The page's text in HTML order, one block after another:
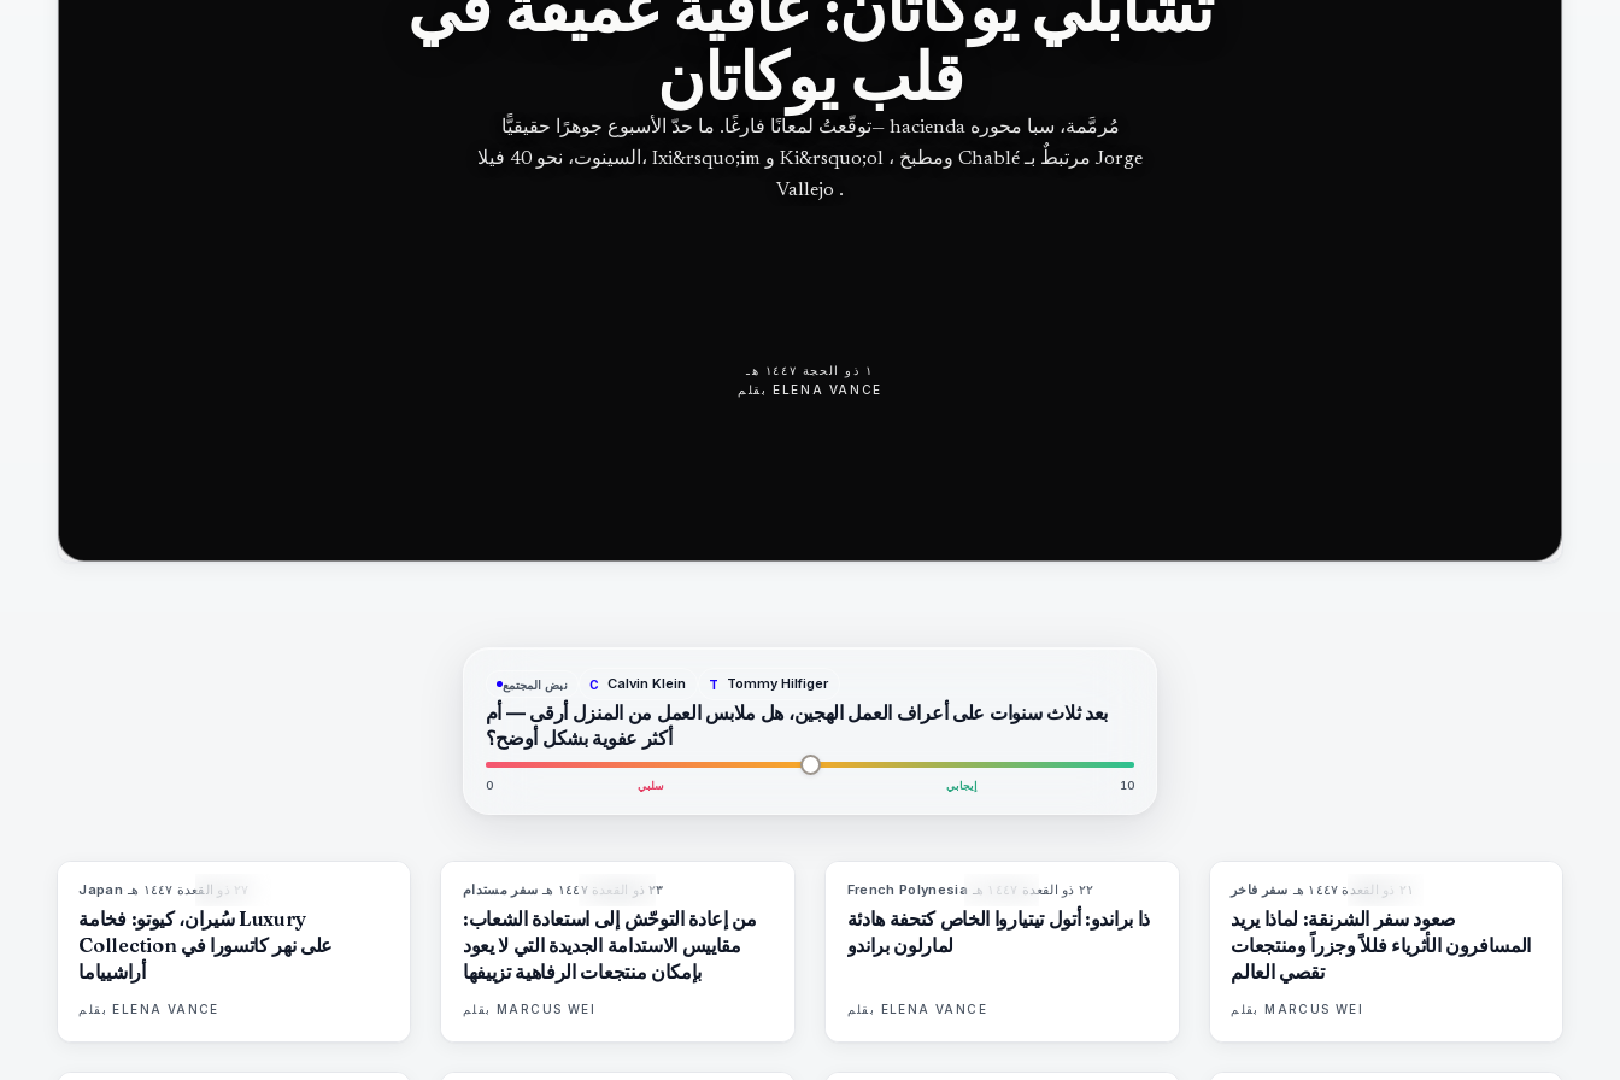
قلب يوكاتان
توقّعتُ لمعانًا فارغًا. ما حدّ الأسبوع جوهرًا حقيقيًّا— hacienda مُرمَّمة، سبا محوره
السينوت، نحو 40 فيلا، Ixi&rsquo;im و Ki&rsquo;ol ، ومطبخ Chablé مرتبطٌ بـ Jorge
Vallejo .
١ ذو الحجة ١٤٤٧ هـ
بقلم
ELENA VANCE
نبض المجتمع C Calvin Klein T Tommy Hilfiger
بعد ثلاث سنوات على أعراف العمل الهجين، هل ملابس العمل من المنزل أرقى — أم
أكثر عفوية بشكل أوضح؟
0 سلبي إيجابي 10
المجلة Japan · ٢٧ ذو القعدة ١٤٤٧ هـ
سُيران، كيوتو: فخامة Luxury
Collection على نهر كاتسورا في
أراشيياما
بقلم ELENA VANCE
المجلة سفر مستدام · ٢٣ ذو القعدة ١٤٤٧ هـ
من إعادة التوحّش إلى استعادة الشعاب:
مقاييس الاستدامة الجديدة التي لا يعود
بإمكان منتجعات الرفاهية تزييفها
بقلم MARCUS WEI
المجلة 96%
French Polynesia ٢٢ ذو القعدة ١٤٤٧ هـ
ذا براندو: أتول تيتياروا الخاص كتحفة هادئة
لمارلون براندو
بقلم ELENA VANCE
المجلة سفر فاخر ٢١ ذو القعدة ١٤٤٧ هـ
صعود سفر الشرنقة: لماذا يريد
المسافرون الأثرياء فللاً وجزراً ومنتجعات
تقصي العالم
بقلم MARCUS WEI